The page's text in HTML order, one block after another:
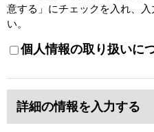
意する」にチェックを入れ、
い。
個人情報の取り扱いに
詳細の情報を入力する